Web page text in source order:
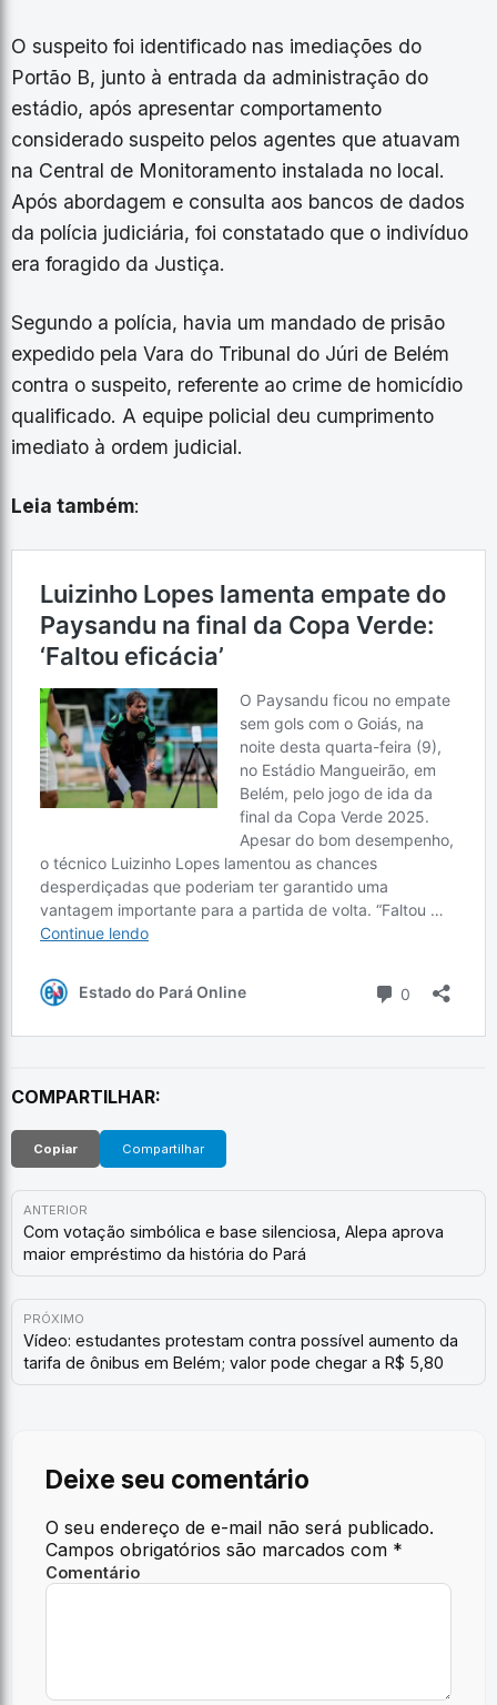
O suspeito foi identificado nas imediações do
Portão B, junto à entrada da administração do
estádio, após apresentar comportamento
considerado suspeito pelos agentes que atuavam
na Central de Monitoramento instalada no local.
Após abordagem e consulta aos bancos de dados
da polícia judiciária, foi constatado que o indivíduo
era foragido da Justiça.
Segundo a polícia, havia um mandado de prisão
expedido pela Vara do Tribunal do Júri de Belém
contra o suspeito, referente ao crime de homicídio
qualificado. A equipe policial deu cumprimento
imediato à ordem judicial.
Leia também:
COMPARTILHAR:
Copiar Compartilhar
ANTERIOR
Com votação simbólica e base silenciosa, Alepa aprova
maior empréstimo da história do Pará
PRÓXIMO
Vídeo: estudantes protestam contra possível aumento da
tarifa de ônibus em Belém; valor pode chegar a R$ 5,80
Deixe seu comentário
O seu endereço de e-mail não será publicado.
Campos obrigatórios são marcados com *
Comentário